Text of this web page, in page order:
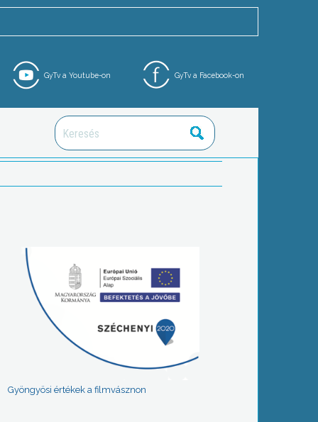
GyTv a Facebook-on
GyTv a Youtube-on
Gyöngyösi értékek a filmvásznon